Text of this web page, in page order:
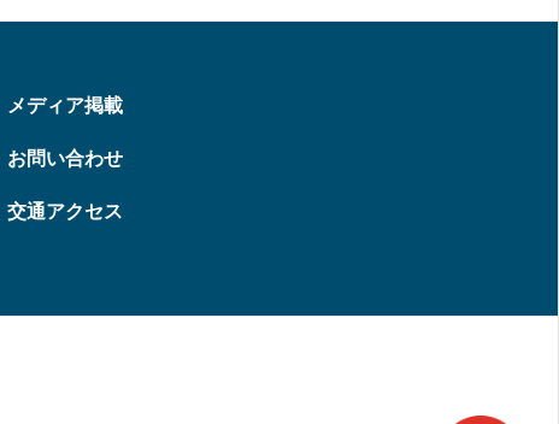
メディア掲載
お問い合わせ
交通アクセス